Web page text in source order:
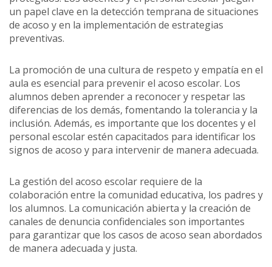
un papel clave en la detección temprana de situaciones
de acoso y en la implementación de estrategias
preventivas.
La promoción de una cultura de respeto y empatía en el
aula es esencial para prevenir el acoso escolar. Los
alumnos deben aprender a reconocer y respetar las
diferencias de los demás, fomentando la tolerancia y la
inclusión. Además, es importante que los docentes y el
personal escolar estén capacitados para identificar los
signos de acoso y para intervenir de manera adecuada.
La gestión del acoso escolar requiere de la
colaboración entre la comunidad educativa, los padres y
los alumnos. La comunicación abierta y la creación de
canales de denuncia confidenciales son importantes
para garantizar que los casos de acoso sean abordados
de manera adecuada y justa.